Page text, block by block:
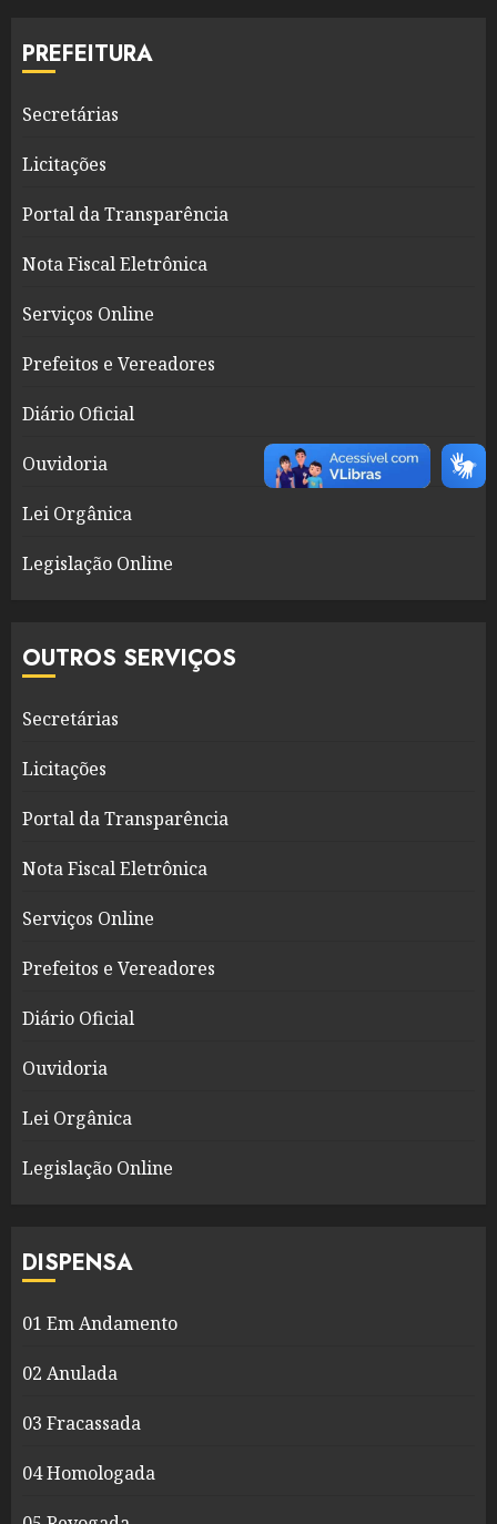
PREFEITURA
Secretárias
Licitações
Portal da Transparência
Nota Fiscal Eletrônica
Serviços Online
Prefeitos e Vereadores
Diário Oficial
Ouvidoria
Lei Orgânica
Legislação Online
OUTROS SERVIÇOS
Secretárias
Licitações
Portal da Transparência
Nota Fiscal Eletrônica
Serviços Online
Prefeitos e Vereadores
Diário Oficial
Ouvidoria
Lei Orgânica
Legislação Online
DISPENSA
01 Em Andamento
02 Anulada
03 Fracassada
04 Homologada